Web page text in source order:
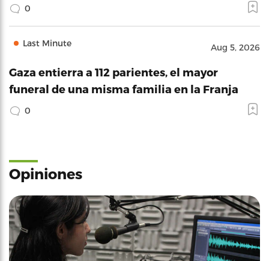
0
Last Minute Aug 5, 2026
Gaza entierra a 112 parientes, el mayor
funeral de una misma familia en la Franja
0
Opiniones